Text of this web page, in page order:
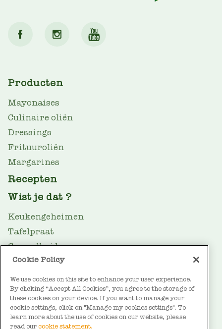
MAIN
NAV
Producten
Mayonaises
Culinaire oliën
Dressings
Frituuroliën
Margarines
Recepten
Wist je dat ?
Keukengeheimen
Tafelpraat
Gezondheid
Oliegids
Duurzaamheid
FOOTER
Over Vandemoortele
Contact
Cookie Policy
We use cookies on this site to enhance your user experience.
By clicking “Accept All Cookies”, you agree to the storage of
these cookies on your device. If you want to manage your
cookie settings, click on "Manage my cookies settings". To
learn more about the use of cookies on our website, please
read our cookie statement.